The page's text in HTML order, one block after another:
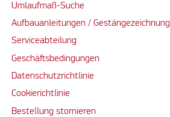
Umlaufmaß-Suche
Aufbauanleitungen / Gestängezeichnung
Serviceabteilung
Geschäftsbedingungen
Datenschutzrichtlinie
Cookierichtlinie
Bestellung stornieren